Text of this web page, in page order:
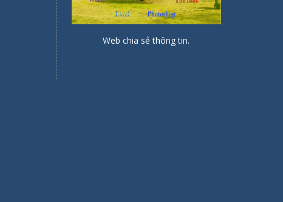
Web chia sẻ thông tin.